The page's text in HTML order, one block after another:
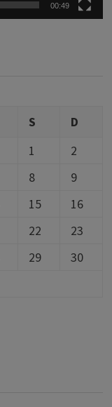
00:49
S
D
1
2
8
9
15
16
22
23
29
30